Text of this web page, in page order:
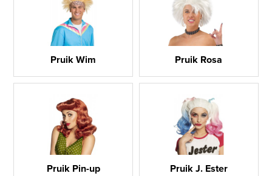
Pruik Wim Pruik Rosa
Pruik Pin-up Pruik J. Ester